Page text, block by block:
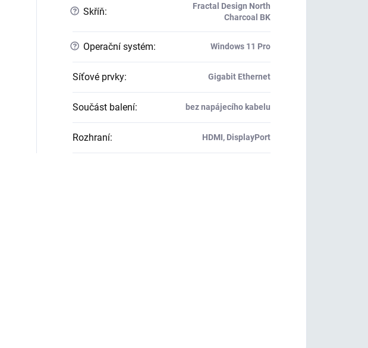
? Skříň:
Fractal Design North
Charcoal BK
? Operační systém: Windows 11 Pro
Síťové prvky: Gigabit Ethernet
Součást balení: bez napájecího kabelu
Rozhraní: HDMI, DisplayPort